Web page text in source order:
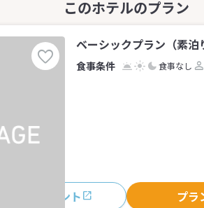
ベーシックプラン（素
食事なし
おすすめポイント プラ